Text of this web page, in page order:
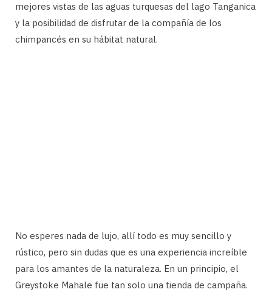
mejores vistas de las aguas turquesas del lago Tanganica
y la posibilidad de disfrutar de la compañía de los
chimpancés en su hábitat natural.
No esperes nada de lujo, allí todo es muy sencillo y
rústico, pero sin dudas que es una experiencia increíble
para los amantes de la naturaleza. En un principio, el
Greystoke Mahale fue tan solo una tienda de campaña.